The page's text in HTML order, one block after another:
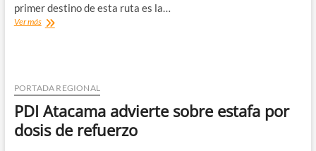
primer destino de esta ruta es la…
Ver másLas
un
50%
de
crecimiento
a
PORTADA REGIONAL
PDI Atacama advierte sobre estafa por
dosis de refuerzo